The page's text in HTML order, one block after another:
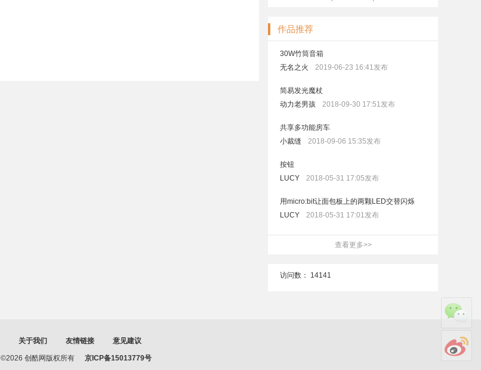
作品推荐
30W竹筒音箱
无名之火
2019-06-23 16:41发布
简易发光魔杖
动力老男孩
2018-09-30 17:51发布
共享多功能房车
小裁缝
2018-09-06 15:35发布
按钮
LUCY
2018-05-31 17:05发布
用micro:bit让面包板上的两颗LED交替闪烁
LUCY
2018-05-31 17:01发布
查看更多>>
访问数： 14141
关于我们 友情链接 意见建议
©2026 创酷网版权所有 京ICP备15013779号